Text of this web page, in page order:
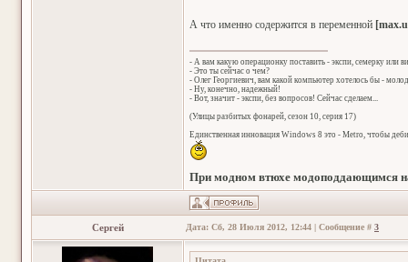
А что именно содержится в переменной
- А вам какую операционку поставить - экспи, семерку или
- Это ты сейчас о чем?
- Олег Георгиевич, вам какой компьютер хотелось бы -
- Ну, конечно, надежный!
- Вот, значит - экспи, без вопросов! Сейчас сделаем...
(Улицы разбитых фонарей, сезон 10, серия 17)
Единственная инновация Windows 8 это - Metro, чтобы
При модном втюхе модоподдающимся
Сергей Дата: Сб, 28 Июля 2012, 12:44 | Сообщение # 3